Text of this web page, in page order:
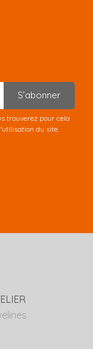
S’abonner
trouverez pour cela
du site.